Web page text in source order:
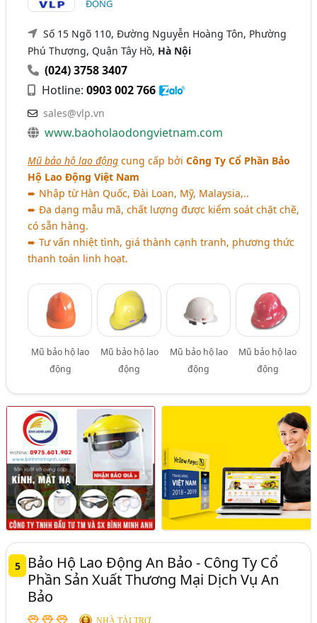
ĐỘNG
Số 15 Ngõ 110, Đường Nguyễn Hoàng Tôn, Phường
Phú Thượng, Quận Tây Hồ, Hà Nội
(024) 3758 3407
Hotline:0903 002 766
sales@vlp.vn
www.baoholaodongvietnam.com
Mũ bảo hộ lao động cung cấp bởiCông Ty Cổ Phần Bảo
Hộ Lao Động Việt Nam
➨ Nhập từ Hàn Quốc, Đài Loan, Mỹ, Malaysia,..
➨ Đa dạng mẫu mã, chất lượng được kiểm soát chặt chẽ,
có sẵn hàng.
➨ Tư vấn nhiệt tình, giá thành cạnh tranh, phương thức
thanh toán linh hoạt.
Mũ bảo hộ lao
động
Mũ bảo hộ lao
động
Mũ bảo hộ lao
động
Mũ bảo hộ lao
động
5
Bảo Hộ Lao Động An Bảo - Công Ty Cổ
Phần Sản Xuất Thương Mại Dịch Vụ An
Bảo
NHÀ TÀI TRỢ